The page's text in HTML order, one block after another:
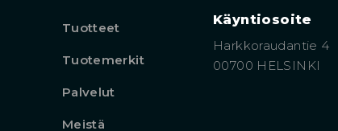
Tuotteet
Tuotemerkit
Palvelut
Meistä
Käyntiosoite
Harkkoraudantie 4
00700 HELSINKI